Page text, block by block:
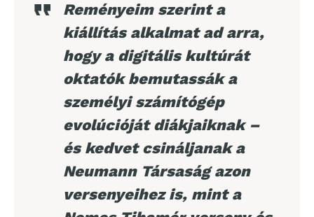
Reményeim szerint a
kiállítás alkalmat ad arra,
hogy a digitális kultúrát
oktatók bemutassák a
személyi számítógép
evolúcióját diákjaiknak –
és kedvet csináljanak a
Neumann Társaság azon
versenyeihez is, mint a